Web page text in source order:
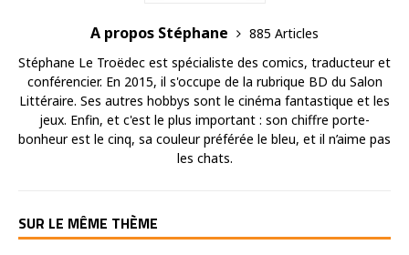
A propos Stéphane
885 Articles
Stéphane Le Troëdec est spécialiste des comics, traducteur et
conférencier. En 2015, il s'occupe de la rubrique BD du Salon
Littéraire. Ses autres hobbys sont le cinéma fantastique et les
jeux. Enfin, et c'est le plus important : son chiffre porte-
bonheur est le cinq, sa couleur préférée le bleu, et il n’aime pas
les chats.
SUR LE MÊME THÈME